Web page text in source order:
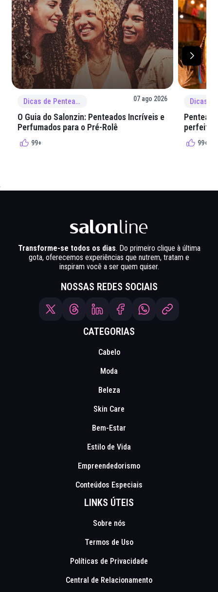
Dicas de Penteado 07 ago 2026
O Guia do Salonzin: Penteados Incríveis e
Perfumados para o Pré-Rolê
99+
perfeita
99+
Transforme-se todos os dias. Do primeiro clique à última
gota, oferecemos experiências que nutrem, tratam e
inspiram você a ser quem quiser.
NOSSAS REDES SOCIAIS
CATEGORIAS
Cabelo
Moda
Beleza
Skin Care
Bem-Estar
Estilo de Vida
Empreendedorismo
Conteúdos Especiais
LINKS ÚTEIS
Sobre nós
Termos de Uso
Políticas de Privacidade
Central de Relacionamento